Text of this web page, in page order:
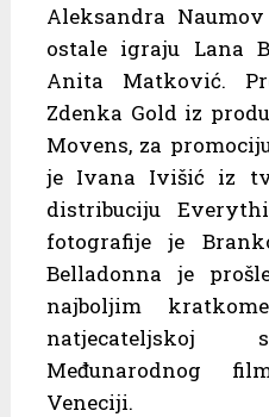
Aleksandra
ostale igraju Lana
Anita Matković.
Zdenka Gold iz
Movens, za
je Ivana Ivišić iz
distribuciju
fotografije je
Belladonna je
najboljim
natjecateljskoj
Međunarodnog
Veneciji.